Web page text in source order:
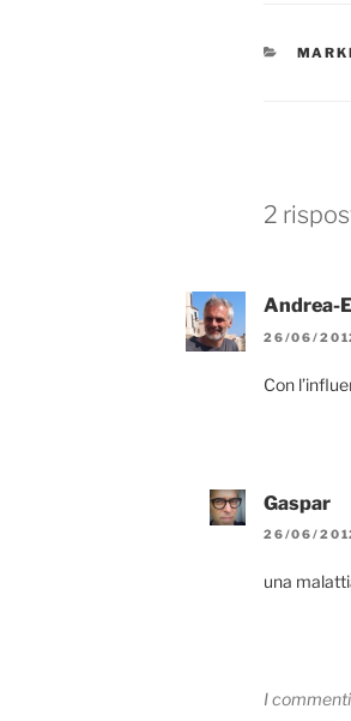
2
Andrea-
26/06/
Con
Gaspar
26/06/
una
I